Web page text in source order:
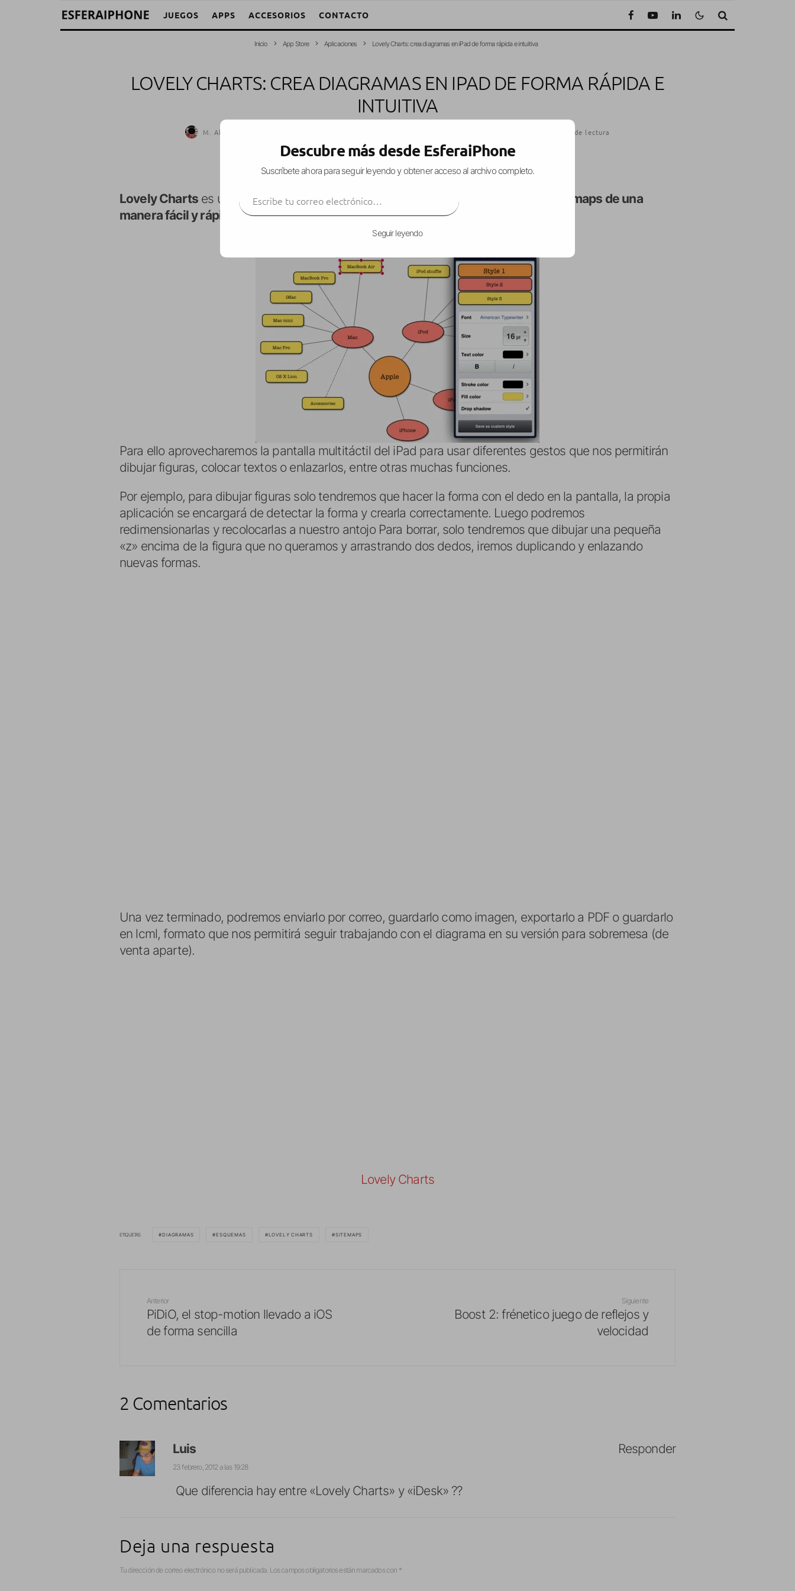
JUEGOS APPS ACCESORIOS CONTACTO
Inicio App Store Aplicaciones Lovely Charts: crea diagramas en iPad de forma rápida e intuitiva
LOVELY CHARTS: CREA DIAGRAMAS EN IPAD DE FORMA RÁPIDA E
INTUITIVA
M. Alejandro W. García Fuentes (Esfera) 1 Minuto de lectura
Lovely Charts es una aplicación para iPad, que nos permite crear diagramas o sitemaps de una
manera fácil y rápida.
Para ello aprovecharemos la pantalla multitáctil del iPad para usar diferentes gestos que nos permitirán
dibujar figuras, colocar textos o enlazarlos, entre otras muchas funciones.
Por ejemplo, para dibujar figuras solo tendremos que hacer la forma con el dedo en la pantalla, la propia
aplicación se encargará de detectar la forma y crearla correctamente. Luego podremos
redimensionarlas y recolocarlas a nuestro antojo Para borrar, solo tendremos que dibujar una pequeña
«z» encima de la figura que no queramos y arrastrando dos dedos, iremos duplicando y enlazando
nuevas formas.
Una vez terminado, podremos enviarlo por correo, guardarlo como imagen, exportarlo a PDF o guardarlo
en lcml, formato que nos permitirá seguir trabajando con el diagrama en su versión para sobremesa (de
venta aparte).
Lovely Charts
ETIQUETAS DIAGRAMAS ESQUEMAS LOVELY CHARTS SITEMAPS
Anterior
PiDiO, el stop-motion llevado a iOS
de forma sencilla
Siguiente
Boost 2: frénetico juego de reflejos y
velocidad
2 Comentarios
Luis
23 febrero, 2012 a las 19:28
Que diferencia hay entre «Lovely Charts» y «iDesk» ??
Responder
Deja una respuesta
Tu dirección de correo electrónico no será publicada. Los campos obligatorios están marcados con *
Descubre más desde EsferaiPhone
Suscríbete ahora para seguir leyendo y obtener acceso al archivo completo.
Seguir leyendo